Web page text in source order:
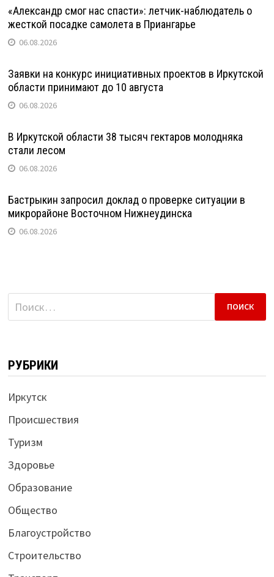
«Александр смог нас спасти»: летчик-наблюдатель о
жесткой посадке самолета в Приангарье
06.08.2026
Заявки на конкурс инициативных проектов в Иркутской
области принимают до 10 августа
06.08.2026
В Иркутской области 38 тысяч гектаров молодняка
стали лесом
06.08.2026
Бастрыкин запросил доклад о проверке ситуации в
микрорайоне Восточном Нижнеудинска
06.08.2026
Найти:
РУБРИКИ
Иркутск
Происшествия
Туризм
Здоровье
Образование
Общество
Благоустройство
Строительство